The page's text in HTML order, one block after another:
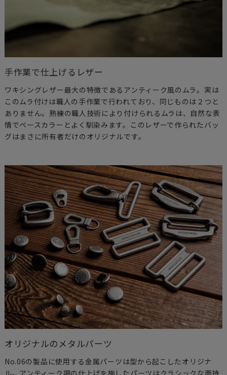
手作業で仕上げるレザー
ワキシングレザー最大の特徴であるアンティーク風のムラ。実は
このムラ付けは職人の手作業で行われており、同じものは２つと
ありません。熟練の職人技術により付けられるムラは、自然な表
情でベースカラーとよく馴染みます。このレザーで作られたバッ
グはまさに所有者だけのオリジナルです。
オリジナルのメタルパーツ
No.06の製品に使用する金属パーツは型から起こしたオリジナ
ル。アンティーク調の仕上げを施したパーツはクラシックな面持